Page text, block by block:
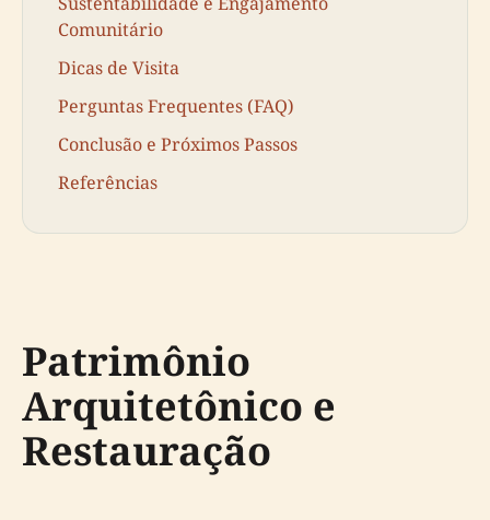
Comunitário
Dicas de Visita
Perguntas Frequentes (FAQ)
Conclusão e Próximos Passos
Referências
Patrimônio
Arquitetônico e
Restauração